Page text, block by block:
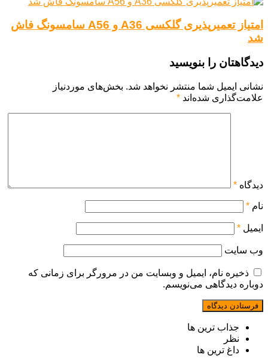
امتیاز تعمیرپذیری گلکسی A36 و A56 سامسونگ فاش
شد
دیدگاهتان را بنویسید
نشانی ایمیل شما منتشر نخواهد شد. بخش‌های موردنیاز
علامت‌گذاری شده‌اند *
دیدگاه *
نام *
ایمیل *
وب‌ سایت
ذخیره نام، ایمیل و وبسایت من در مرورگر برای زمانی که
دوباره دیدگاهی می‌نویسم.
جذاب ترین ها
نظر
داغ ترین ها